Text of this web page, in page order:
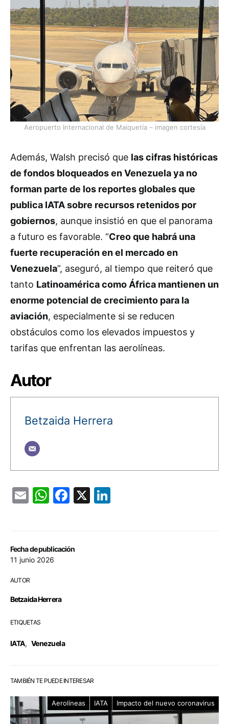
Fecha de publicación
11 junio 2026
AUTOR
Betzaida Herrera
ETIQUETAS
IATA, Venezuela
Aeropuerto Internacional de Maiquetía – imagen cortesía
Además, Walsh precisó que las cifras históricas
de fondos bloqueados en Venezuela ya no
forman parte de los reportes globales que
publica IATA sobre recursos retenidos por
gobiernos, aunque insistió en que el panorama
a futuro es favorable. “Creo que habrá una
fuerte recuperación en el mercado en
Venezuela”, aseguró, al tiempo que reiteró que
tanto Latinoamérica como África mantienen un
enorme potencial de crecimiento para la
aviación, especialmente si se reducen
obstáculos como los elevados impuestos y
tarifas que enfrentan las aerolíneas.
Autor
Betzaida Herrera
EmailWhatsApp
Facebook
X
TAMBIÉN TE PUEDE INTERESAR
Aerolíneas IATA Impacto del nuevo coronavirus